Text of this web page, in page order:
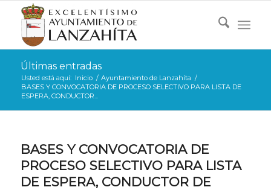
Últimas entradas
Usted está aquí: Inicio / Ayuntamiento de Lanzahíta /
BASES Y CONVOCATORIA DE PROCESO SELECTIVO PARA LISTA DE
ESPERA, CONDUCTOR...
BASES Y CONVOCATORIA DE
PROCESO SELECTIVO PARA LISTA
DE ESPERA, CONDUCTOR DE